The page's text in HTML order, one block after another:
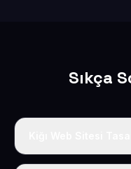
Sıkça
Tek fiyat uygulanır: